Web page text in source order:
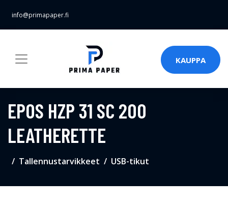
info@primapaper.fi
KAUPPA
EPOS HZP 31 SC 200
LEATHERETTE
Tallennustarvikkeet USB-tikut